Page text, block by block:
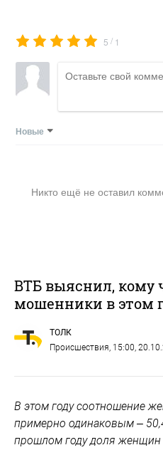
5 / 1
Новые
Никто ещё не оставил
ВТБ выяснил, кому
мошенники в этом
ТОЛК
Происшествия , 15:00,
В этом году соотношение
примерно одинаковым –
прошлом году доля женщин